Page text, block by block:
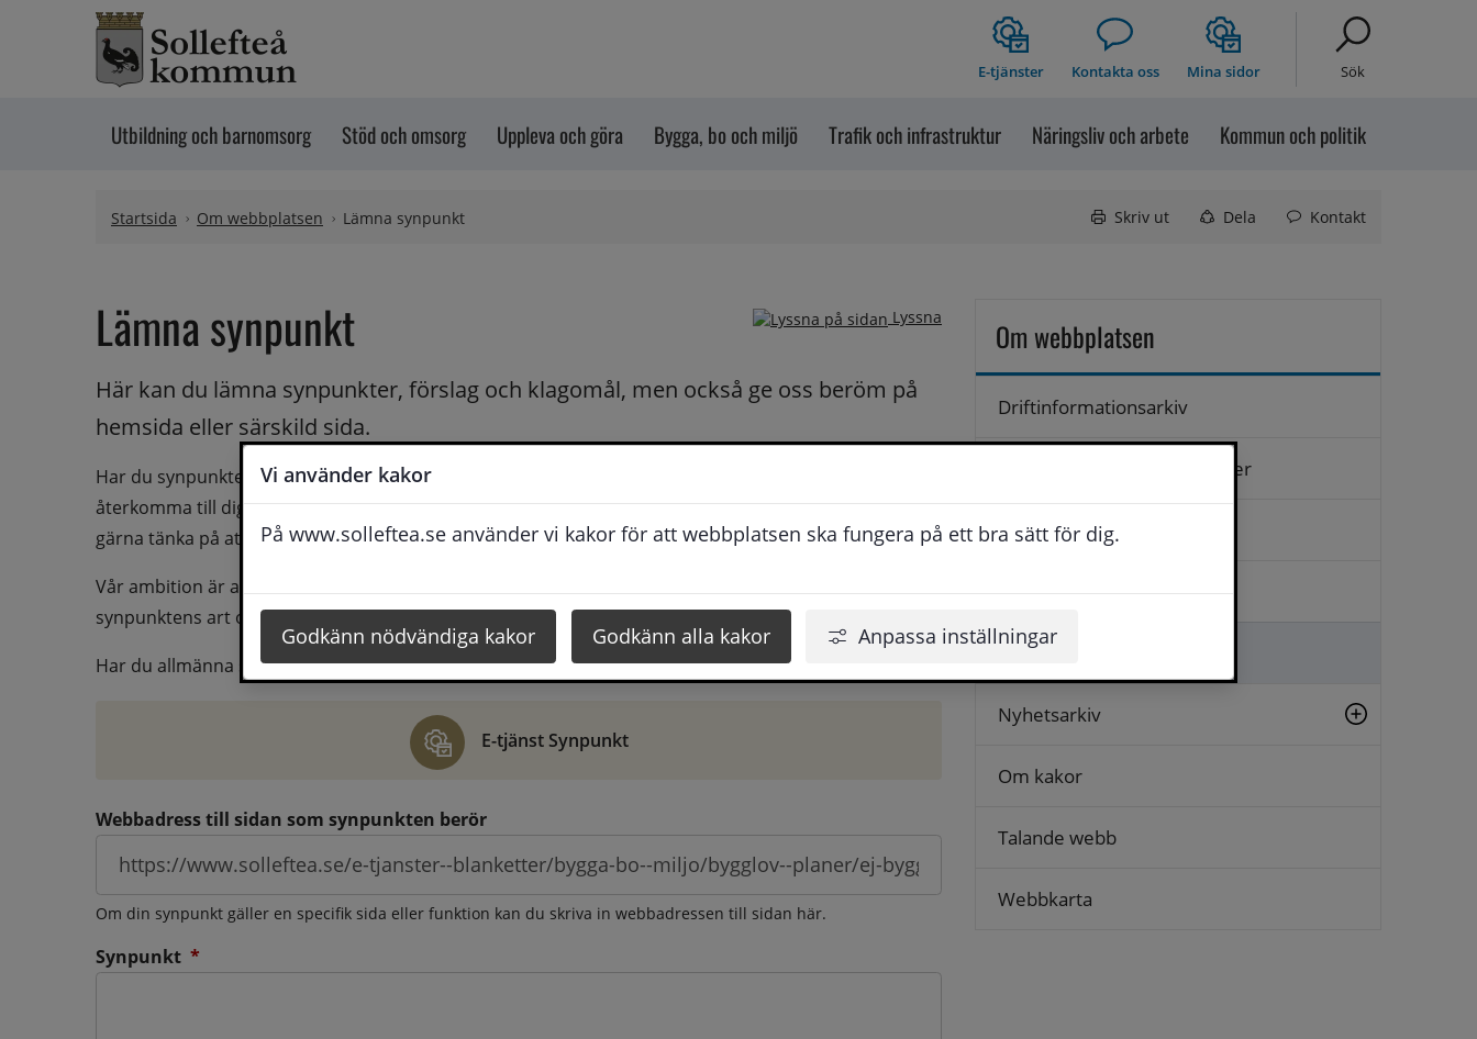
Vi använder kakor
På www.solleftea.se använder vi kakor för att webbplatsen ska fungera på ett bra sätt för dig.
Godkänn nödvändiga kakor Godkänn alla kakor Anpassa inställningar
Hoppa till innehåll
E-tjänster Kontakta oss Mina sidor Sök
Utbildning och barnomsorg Stöd och omsorg Uppleva och göra Bygga, bo och miljö Trafik och infrastruktur Näringsliv och arbete Kommun och politik
Startsida Om webbplatsen Lämna synpunkt Skriv ut Dela Kontakt
Lyssna
Lämna synpunkt
Här kan du lämna synpunkter, förslag och klagomål, men också ge oss beröm på
hemsida eller särskild sida.
Har du synpunkter på webbplatsen kan du skicka in dem via formuläret nedanför. Vill du att vi ska
återkomma till dig behöver du även fylla i dina kontaktuppgifter. När du skriver in din synpunkt får du
gärna tänka på att vara så tydlig som möjligt för att vi ska kunna hjälpa dig bättre.
Vår ambition är att besvara synpunkter så snart som möjligt, men svarstiden beror givetvis på
synpunktens art och omfång.
Har du allmänna synpunkter, klagomål eller beröm gör du det via e-tjänsten Synpunkt
E-tjänst Synpunkt
Webbadress till sidan som synpunkten berör
Om din synpunkt gäller en specifik sida eller funktion kan du skriva in webbadressen till sidan här.
Synpunkt *
Om webbplatsen
Driftinformationsarkiv
Hantering av personuppgifter
Kontakta oss
Logga in
Lämna synpunkt
Nyhetsarkiv
Om kakor
Talande webb
Webbkarta